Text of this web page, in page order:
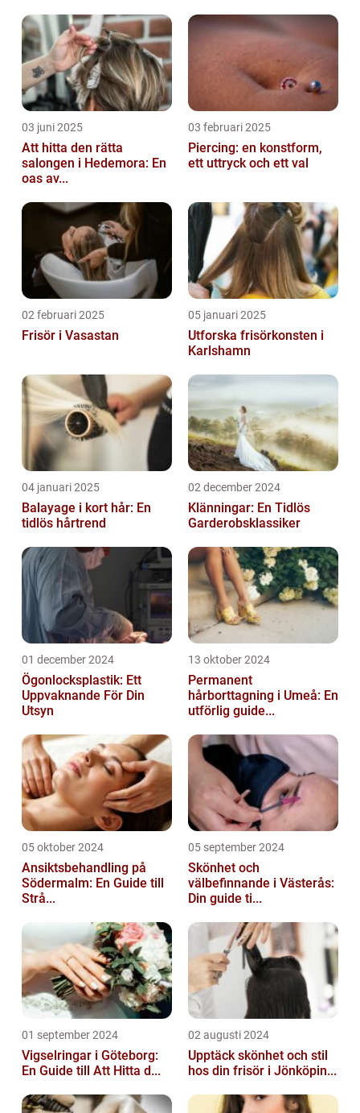
03 juni 2025
Att hitta den rätta
salongen i Hedemora: En
oas av...
03 februari 2025
Piercing: en konstform,
ett uttryck och ett val
02 februari 2025
Frisör i Vasastan
05 januari 2025
Utforska frisörkonsten i
Karlshamn
04 januari 2025
Balayage i kort hår: En
tidlös hårtrend
02 december 2024
Klänningar: En Tidlös
Garderobsklassiker
01 december 2024
Ögonlocksplastik: Ett
Uppvaknande För Din
Utsyn
13 oktober 2024
Permanent
hårborttagning i Umeå: En
utförlig guide...
05 oktober 2024
Ansiktsbehandling på
Södermalm: En Guide till
Strå...
05 september 2024
Skönhet och
välbefinnande i Västerås:
Din guide ti...
01 september 2024
Vigselringar i Göteborg:
En Guide till Att Hitta d...
02 augusti 2024
Upptäck skönhet och stil
hos din frisör i Jönköpin...